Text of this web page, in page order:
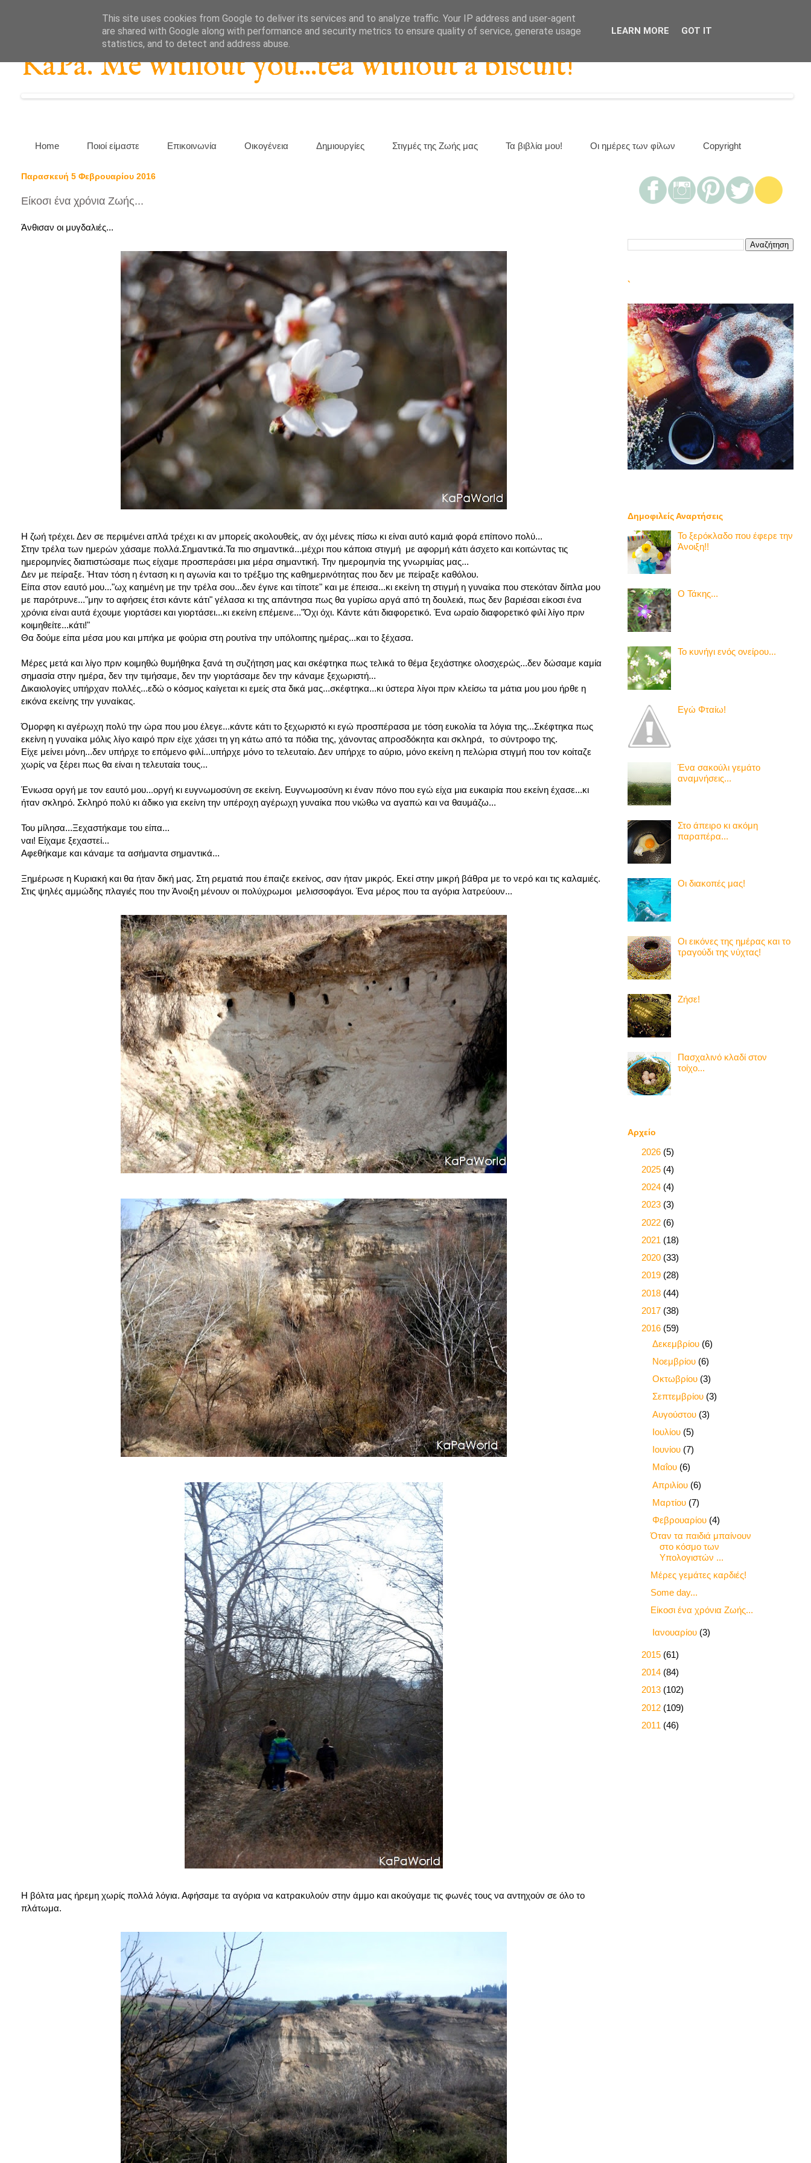
KaPa. Me without you...tea without a biscuit!
Home Ποιοί είμαστε Επικοινωνία Οικογένεια Δημιουργίες Στιγμές της Ζωής μας Τα βιβλία μου! Οι ημέρες των φίλων Copyright
Παρασκευή 5 Φεβρουαρίου 2016
Είκοσι ένα χρόνια Ζωής...
Άνθισαν οι μυγδαλιές...
Η ζωή τρέχει. Δεν σε περιμένει απλά τρέχει κι αν μπορείς ακολουθείς, αν όχι μένεις πίσω κι είναι αυτό καμιά φορά επίπονο πολύ...
Στην τρέλα των ημερών χάσαμε πολλά.Σημαντικά.Τα πιο σημαντικά...μέχρι που κάποια στιγμή με αφορμή κάτι άσχετο και κοιτώντας τις
ημερομηνίες διαπιστώσαμε πως είχαμε προσπεράσει μια μέρα σημαντική. Την ημερομηνία της γνωριμίας μας...
Δεν με πείραξε. Ήταν τόση η ένταση κι η αγωνία και το τρέξιμο της καθημερινότητας που δεν με πείραξε καθόλου.
Είπα στον εαυτό μου..."ωχ καημένη με την τρέλα σου...δεν έγινε και τίποτε" και με έπεισα...κι εκείνη τη στιγμή η γυναίκα που στεκόταν δίπλα μου
με παρότρυνε..."μην το αφήσεις έτσι κάντε κάτι" γέλασα κι της απάντησα πως θα γυρίσω αργά από τη δουλειά, πως δεν βαριέσαι είκοσι ένα
χρόνια είναι αυτά έχουμε γιορτάσει και γιορτάσει...κι εκείνη επέμεινε..."Όχι όχι. Κάντε κάτι διαφορετικό. Ένα ωραίο διαφορετικό φιλί λίγο πριν
κοιμηθείτε...κάτι!"
Θα δούμε είπα μέσα μου και μπήκα με φούρια στη ρουτίνα την υπόλοιπης ημέρας...και το ξέχασα.
Μέρες μετά και λίγο πριν κοιμηθώ θυμήθηκα ξανά τη συζήτηση μας και σκέφτηκα πως τελικά το θέμα ξεχάστηκε ολοσχερώς...δεν δώσαμε καμία
σημασία στην ημέρα, δεν την τιμήσαμε, δεν την γιορτάσαμε δεν την κάναμε ξεχωριστή...
Δικαιολογίες υπήρχαν πολλές...εδώ ο κόσμος καίγεται κι εμείς στα δικά μας...σκέφτηκα...κι ύστερα λίγοι πριν κλείσω τα μάτια μου μου ήρθε η
εικόνα εκείνης την γυναίκας.
Όμορφη κι αγέρωχη πολύ την ώρα που μου έλεγε...κάντε κάτι το ξεχωριστό κι εγώ προσπέρασα με τόση ευκολία τα λόγια της...Σκέφτηκα πως
εκείνη η γυναίκα μόλις λίγο καιρό πριν είχε χάσει τη γη κάτω από τα πόδια της, χάνοντας απροσδόκητα και σκληρά, το σύντροφο της.
Είχε μείνει μόνη...δεν υπήρχε το επόμενο φιλί...υπήρχε μόνο το τελευταίο. Δεν υπήρχε το αύριο, μόνο εκείνη η πελώρια στιγμή που τον κοίταζε
χωρίς να ξέρει πως θα είναι η τελευταία τους...
Ένιωσα οργή με τον εαυτό μου...οργή κι ευγνωμοσύνη σε εκείνη. Ευγνωμοσύνη κι έναν πόνο που εγώ είχα μια ευκαιρία που εκείνη έχασε...κι
ήταν σκληρό. Σκληρό πολύ κι άδικο για εκείνη την υπέροχη αγέρωχη γυναίκα που νιώθω να αγαπώ και να θαυμάζω...
Του μίλησα...Ξεχαστήκαμε του είπα...
ναι! Είχαμε ξεχαστεί...
Αφεθήκαμε και κάναμε τα ασήμαντα σημαντικά...
Ξημέρωσε η Κυριακή και θα ήταν δική μας. Στη ρεματιά που έπαιζε εκείνος, σαν ήταν μικρός. Εκεί στην μικρή βάθρα με το νερό και τις καλαμιές.
Στις ψηλές αμμώδης πλαγιές που την Άνοιξη μένουν οι πολύχρωμοι μελισσοφάγοι. Ένα μέρος που τα αγόρια λατρεύουν...
Η βόλτα μας ήρεμη χωρίς πολλά λόγια. Αφήσαμε τα αγόρια να κατρακυλούν στην άμμο και ακούγαμε τις φωνές τους να αντηχούν σε όλο το
πλάτωμα.
`
Δημοφιλείς Αναρτήσεις
Το ξερόκλαδο που έφερε την
Άνοιξη!!
Ο Τάκης...
Το κυνήγι ενός ονείρου...
Εγώ Φταίω!
Ένα σακούλι γεμάτο
αναμνήσεις...
Στο άπειρο κι ακόμη
παραπέρα...
Οι διακοπές μας!
Οι εικόνες της ημέρας και το
τραγούδι της νύχτας!
Ζήσε!
Πασχαλινό κλαδί στον
τοίχο...
Αρχείο
2026 (5)
2025 (4)
2024 (4)
2023 (3)
2022 (6)
2021 (18)
2020 (33)
2019 (28)
2018 (44)
2017 (38)
2016 (59)
Δεκεμβρίου (6)
Νοεμβρίου (6)
Οκτωβρίου (3)
Σεπτεμβρίου (3)
Αυγούστου (3)
Ιουλίου (5)
Ιουνίου (7)
Μαΐου (6)
Απριλίου (6)
Μαρτίου (7)
Φεβρουαρίου (4)
Όταν τα παιδιά μπαίνουν
στο κόσμο των
Υπολογιστών ...
Μέρες γεμάτες καρδιές!
Some day...
Είκοσι ένα χρόνια Ζωής...
Ιανουαρίου (3)
2015 (61)
2014 (84)
2013 (102)
2012 (109)
2011 (46)
This site uses cookies from Google to deliver its services and to analyze traffic. Your IP address and user-agent
are shared with Google along with performance and security metrics to ensure quality of service, generate usage
statistics, and to detect and address abuse.
LEARN MORE GOT IT